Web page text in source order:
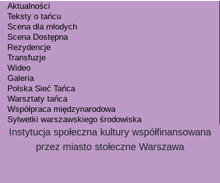
Aktualności
Teksty o tańcu
Scena dla młodych
Scena Dostępna
Rezydencje
Transfuzje
Wideo
Galeria
Polska Sieć Tańca
Warsztaty tańca
Współpraca międzynarodowa
Sylwetki warszawskiego środowiska
Instytucja społeczna kultury współfinansowana
przez miasto stołeczne Warszawa